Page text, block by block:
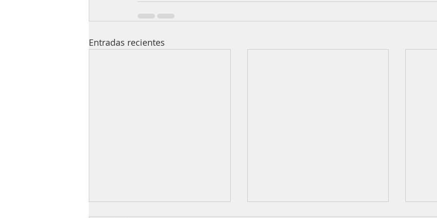
Entradas recientes